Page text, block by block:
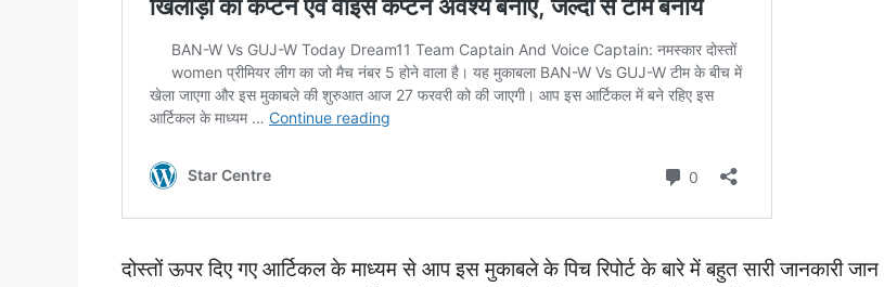
दोस्तों ऊपर दिए गए आर्टिकल के माध्यम से आप इस मुकाबले के पिच रिपोर्ट के बारे में बहुत सारी जानकारी जान